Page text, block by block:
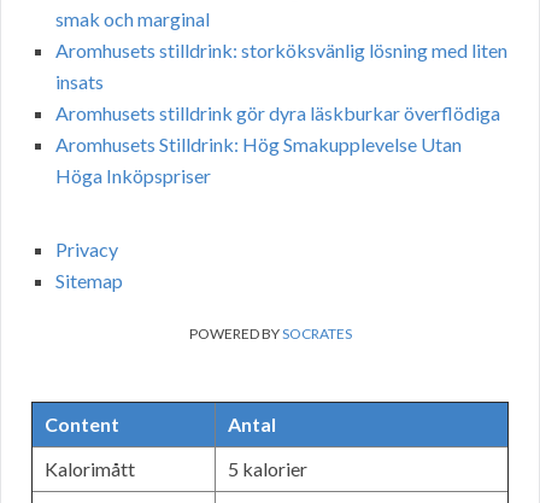
smak och marginal
Aromhusets stilldrink: storköksvänlig lösning med liten
insats
Aromhusets stilldrink gör dyra läskburkar överflödiga
Aromhusets Stilldrink: Hög Smakupplevelse Utan
Höga Inköpspriser
Privacy
Sitemap
POWERED BYSOCRATES
Content
Antal
Kalorimått
5 kalorier